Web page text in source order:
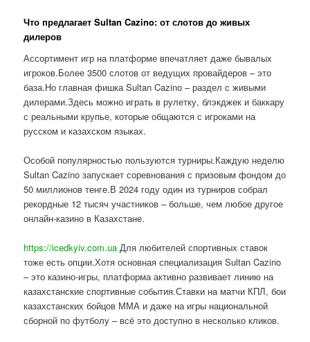
Что предлагает Sultan Cazino: от слотов до живых
дилеров
Ассортимент игр на платформе впечатляет даже бывалых
игроков.Более 3500 слотов от ведущих провайдеров – это
база.Но главная фишка Sultan Cazino – раздел с живыми
дилерами.Здесь можно играть в рулетку, блэкджек и баккару
с реальными крупье, которые общаются с игроками на
русском и казахском языках.
Особой популярностью пользуются турниры.Каждую неделю
Sultan Cazino запускает соревнования с призовым фондом до
50 миллионов тенге.В 2024 году один из турниров собрал
рекордные 12 тысяч участников – больше, чем любое другое
онлайн-казино в Казахстане.
https://icedkyiv.com.ua Для любителей спортивных ставок
тоже есть опции.Хотя основная специализация Sultan Cazino
– это казино-игры, платформа активно развивает линию на
казахстанские спортивные события.Ставки на матчи КПЛ, бои
казахстанских бойцов ММА и даже на игры национальной
сборной по футболу – всё это доступно в несколько кликов.